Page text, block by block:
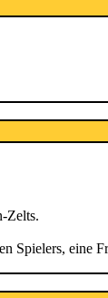
Zelts.
Spielers, eine